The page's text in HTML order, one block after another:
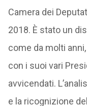
Camera dei
2018. È stato un
come da molti
con i suoi vari
avvicendati.
e la ricognizione